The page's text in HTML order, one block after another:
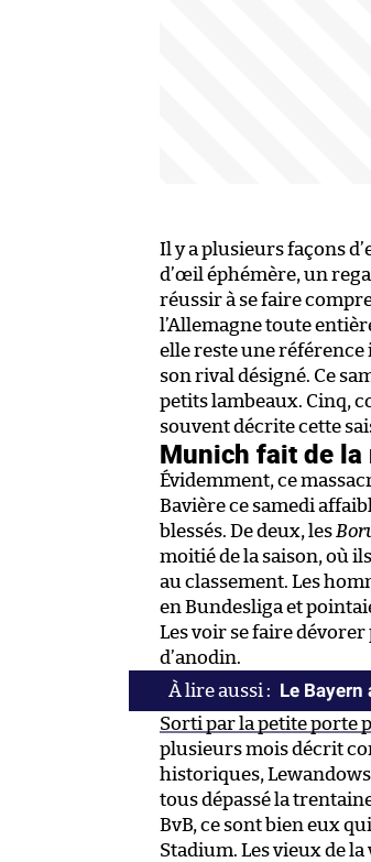
Il y a plusieurs façons
d’œil éphémère, un
réussir à se faire
l’Allemagne toute
elle reste une
son rival désigné. Ce
petits lambeaux. Cinq,
souvent décrite cette
Munich fait de la
Évidemment, ce
Bavière ce samedi
blessés. De deux, les
moitié de la saison, où
au classement. Les
en Bundesliga et
Les voir se faire
d’anodin.
Le
Sorti par la petite porte
plusieurs mois décrit
historiques,
tous dépassé la
BvB, ce sont bien eux
Stadium. Les vieux de